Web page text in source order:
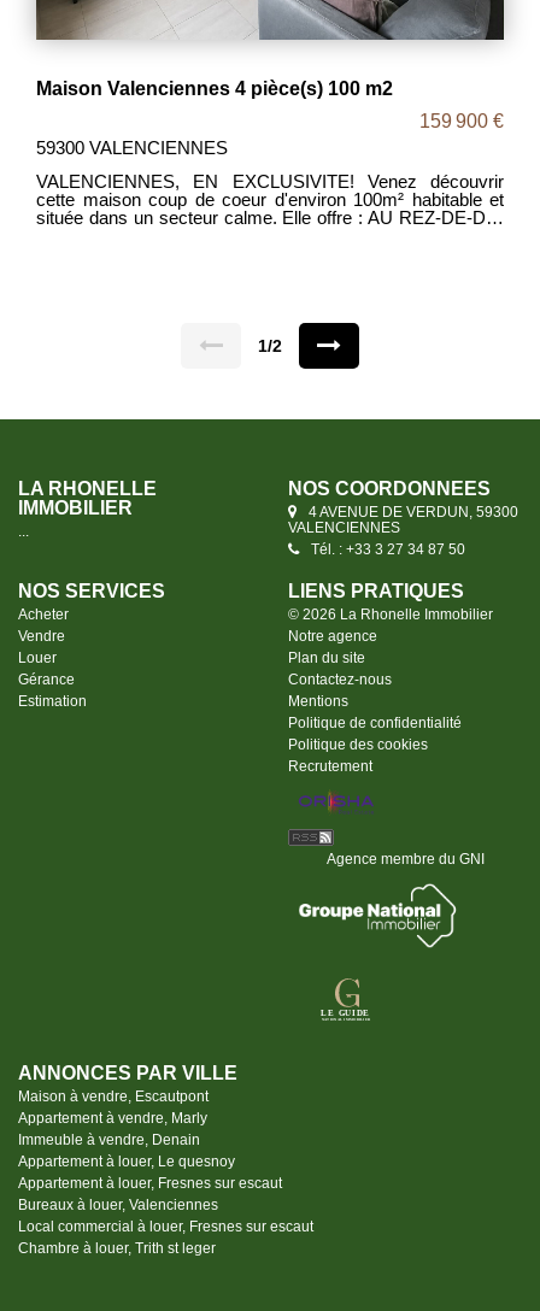
Maison Valenciennes 4 pièce(s) 100 m2
159 900 €
59300 VALENCIENNES
VALENCIENNES, EN EXCLUSIVITE! Venez découvrir
cette maison coup de coeur d'environ 100m² habitable et
située dans un secteur calme. Elle offre : AU REZ-DE-DE-
avec dressing A L'EXTERIEUR : Une terrasse, un jardin et
2 remises DPE D MDT 1949 Prix : 159 900€ Frais
d'agence inclus, les frais d'agence sont à la charge des
1/2
LA RHONELLE
IMMOBILIER
...
NOS COORDONNÉES
4 AVENUE DE VERDUN, 59300
VALENCIENNES
Tél. : +33 3 27 34 87 50
NOS SERVICES
Acheter
Vendre
Louer
Gérance
Estimation
LIENS PRATIQUES
© 2026 La Rhonelle Immobilier
Notre agence
Plan du site
Contactez-nous
Mentions
Politique de confidentialité
Politique des cookies
Recrutement
Agence membre du GNI
ANNONCES PAR VILLE
Maison à vendre, Escautpont
Appartement à vendre, Marly
Immeuble à vendre, Denain
Appartement à louer, Le quesnoy
Appartement à louer, Fresnes sur escaut
Bureaux à louer, Valenciennes
Local commercial à louer, Fresnes sur escaut
Chambre à louer, Trith st leger